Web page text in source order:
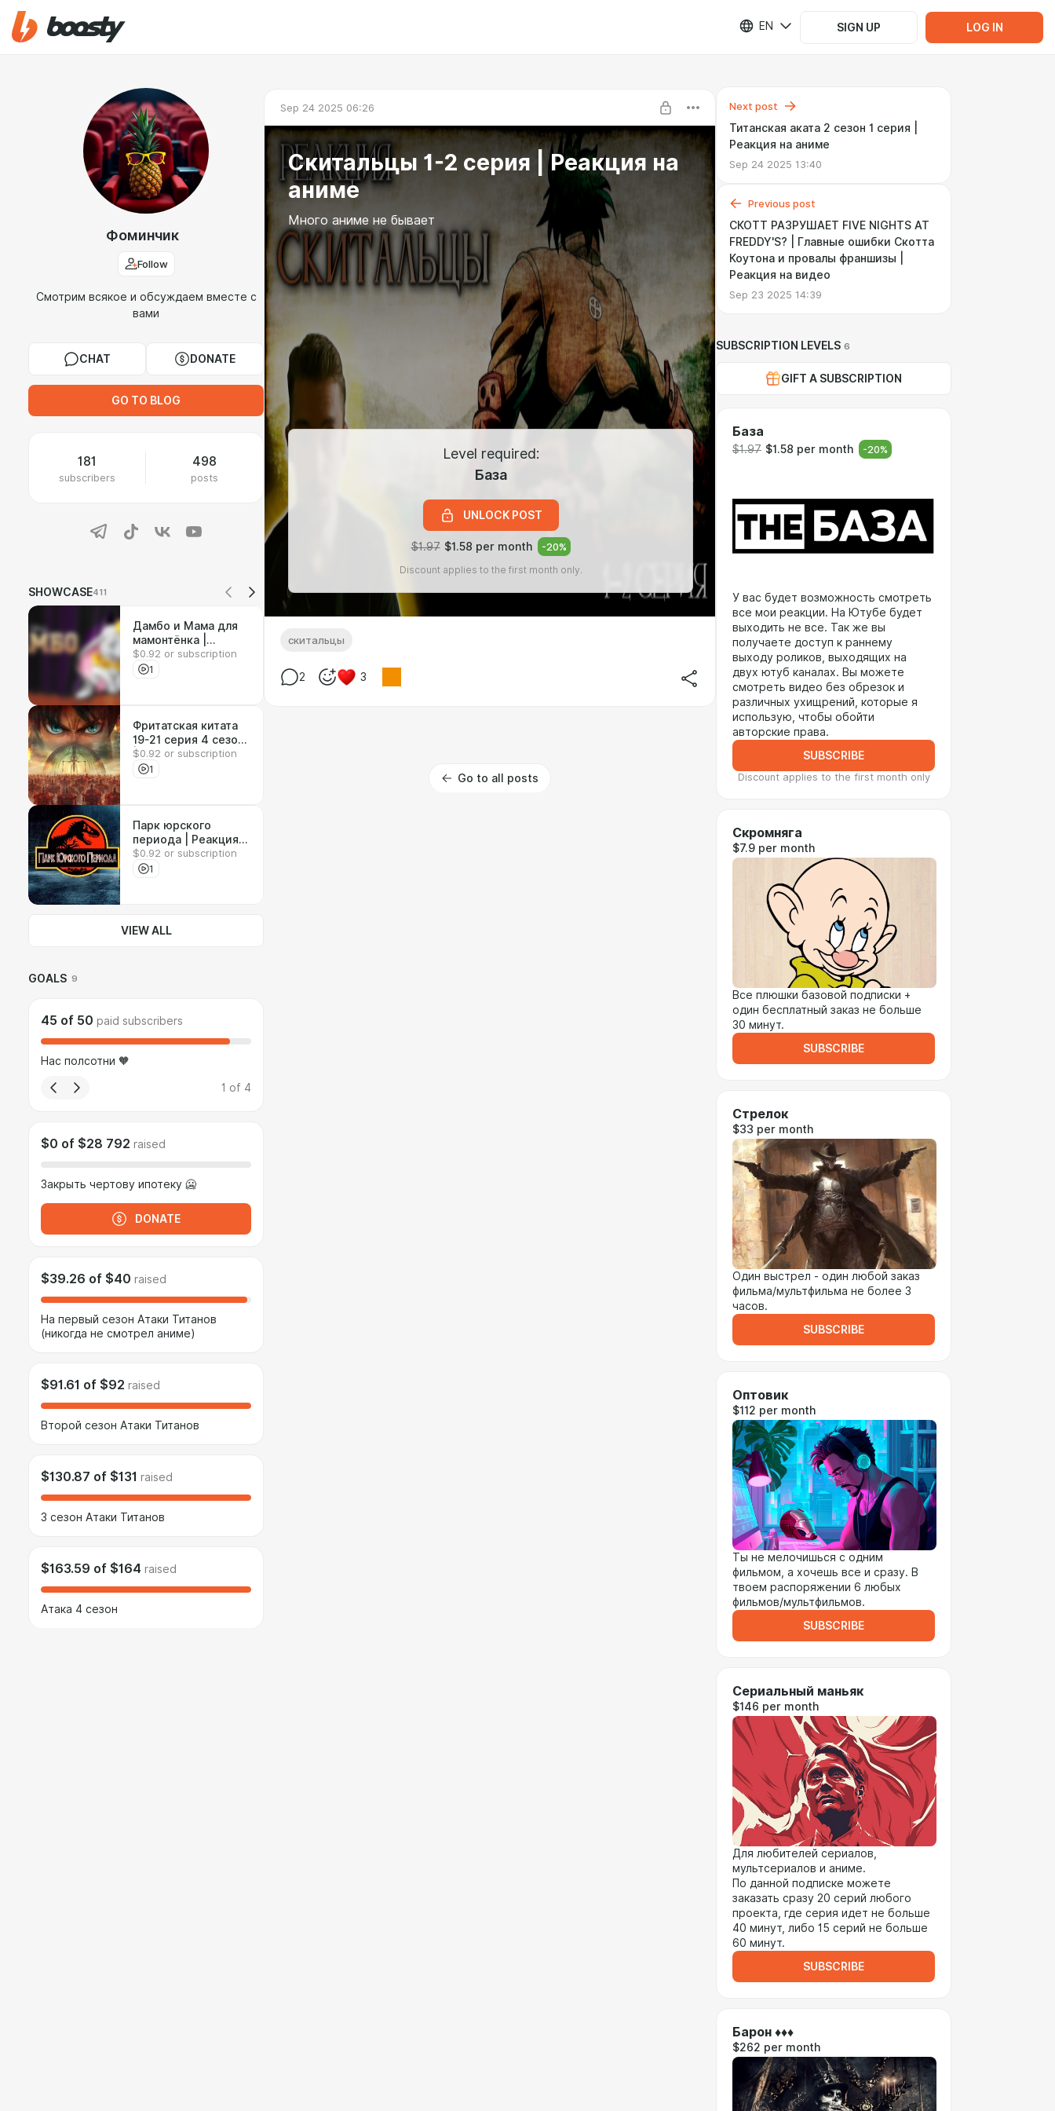
EN SIGN UP LOG IN
Фоминчик
Follow
Смотрим всякое и обсуждаем вместе с
вами
CHAT DONATE
GO TO BLOG
181
subscribers
498
posts
SHOWCASE411
Дамбо и Мама для
мамонтёнка |
Реакция на
мультфильмы
$0.92 or subscription
1
Фритатская китата
19-21 серия 4 сезон
| Реакция на аниме
$0.92 or subscription
1
Парк юрского
периода | Реакция
на фильм
$0.92 or subscription
1
VIEW ALL
GOALS 9
45 of 50 paid subscribers
Нас полсотни 🧡
1 of 4
$0 of $28 792 raised
Закрыть чертову ипотеку 🥶
DONATE
$39.26 of $40 raised
На первый сезон Атаки Титанов
(никогда не смотрел аниме)
$91.61 of $92 raised
Второй сезон Атаки Титанов
$130.87 of $131 raised
3 сезон Атаки Титанов
$163.59 of $164 raised
Атака 4 сезон
Sep 24 2025 06:26
Скитальцы 1-2 серия | Реакция на
аниме
Много аниме не бывает
Level required:
База
UNLOCK POST
$1.97 $1.58 per month -20%
Discount applies to the first month only.
скитальцы
2 3
Go to all posts
Next post
Титанская аката 2 сезон 1 серия |
Реакция на аниме
Sep 24 2025 13:40
Previous post
СКОТТ РАЗРУШАЕТ FIVE NIGHTS AT
FREDDY'S? | Главные ошибки Скотта
Коутона и провалы франшизы |
Реакция на видео
Sep 23 2025 14:39
SUBSCRIPTION LEVELS 6
GIFT A SUBSCRIPTION
База
$1.97 $1.58 per month -20%
У вас будет возможность смотреть
все мои реакции. На Ютубе будет
выходить не все. Так же вы
получаете доступ к раннему
выходу роликов, выходящих на
двух ютуб каналах. Вы можете
смотреть видео без обрезок и
различных ухищрений, которые я
использую, чтобы обойти
авторские права.
SUBSCRIBE
Discount applies to the first month only
Скромняга
$7.9 per month
Все плюшки базовой подписки +
один бесплатный заказ не больше
30 минут.
SUBSCRIBE
Стрелок
$33 per month
Один выстрел - один любой заказ
фильма/мультфильма не более 3
часов.
SUBSCRIBE
Оптовик
$112 per month
Ты не мелочишься с одним
фильмом, а хочешь все и сразу. В
твоем распоряжении 6 любых
фильмов/мультфильмов.
SUBSCRIBE
Сериальный маньяк
$146 per month
Для любителей сериалов,
мультсериалов и аниме.
По данной подписке можете
заказать сразу 20 серий любого
проекта, где серия идет не больше
40 минут, либо 15 серий не больше
60 минут.
SUBSCRIBE
Барон ♦♦♦
$262 per month